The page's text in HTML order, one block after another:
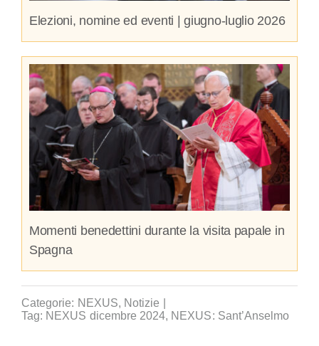
Elezioni, nomine ed eventi | giugno-luglio 2026
Momenti benedettini durante la visita papale in
Spagna
Categorie: NEXUS, Notizie
Tag: NEXUS dicembre 2024, NEXUS: Sant’Anselmo